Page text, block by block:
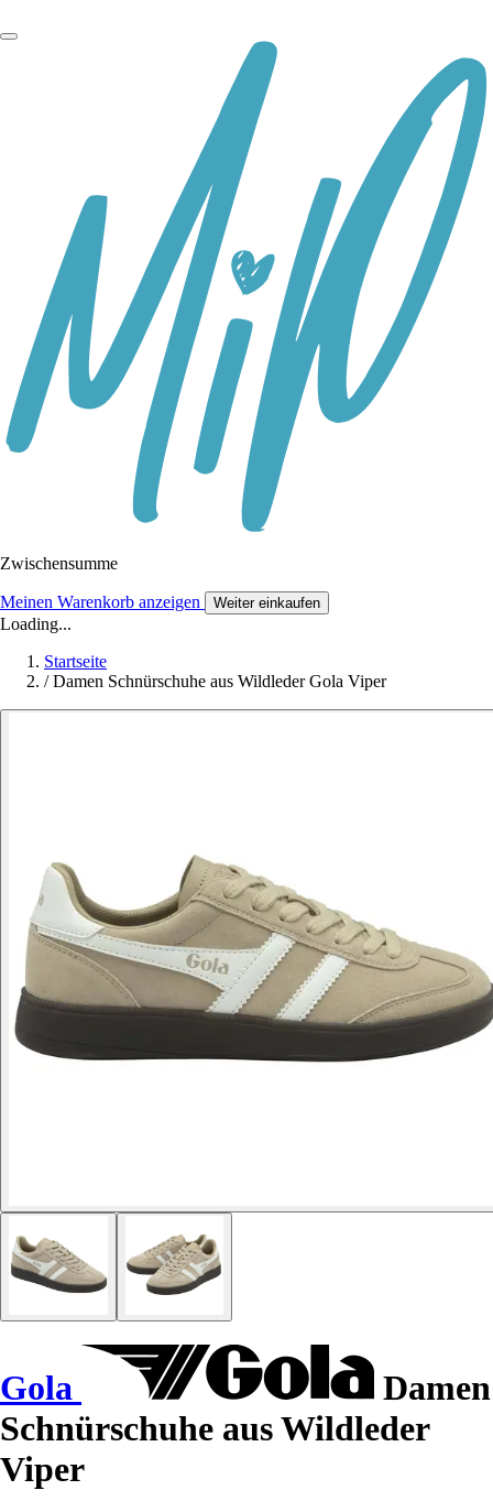
Zwischensumme
Meinen Warenkorb anzeigen Weiter einkaufen
Loading...
Startseite
/ Damen Schnürschuhe aus Wildleder Gola Viper
Gola
Damen
Schnürschuhe aus Wildleder
Viper